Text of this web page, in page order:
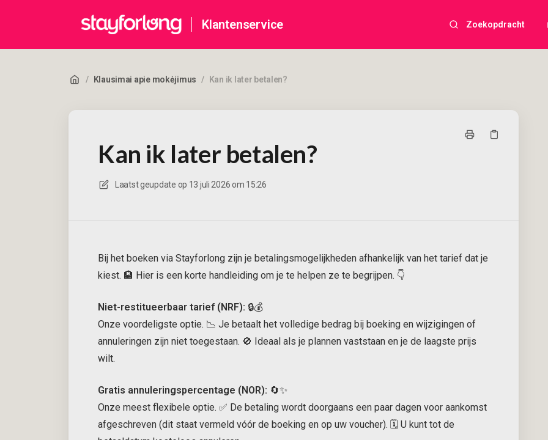
Klantenservice Zoekopdracht
/ Klausimai apie mokėjimus / Kan ik later betalen?
Kan ik later betalen?
Laatst geupdate op 13 juli 2026 om 15:26
Bij het boeken via Stayforlong zijn je betalingsmogelijkheden afhankelijk van het tarief dat je
kiest. 🏨 Hier is een korte handleiding om je te helpen ze te begrijpen. 👇
Niet-restitueerbaar tarief (NRF): 🔒💰
Onze voordeligste optie. 📉 Je betaalt het volledige bedrag bij boeking en wijzigingen of
annuleringen zijn niet toegestaan. 🚫 Ideaal als je plannen vaststaan en je de laagste prijs
wilt.
Gratis annuleringspercentage (NOR): 🔄✨
Onze meest flexibele optie. ✅ De betaling wordt doorgaans een paar dagen voor aankomst
afgeschreven (dit staat vermeld vóór de boeking en op uw voucher). 🗓️ U kunt tot de